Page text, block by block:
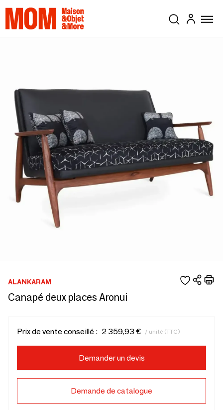
ALANKARAM
Canapé deux places Aronui
Prix de vente conseillé : 2 359,93 € / unité (TTC)
Demander un devis
Demande de catalogue